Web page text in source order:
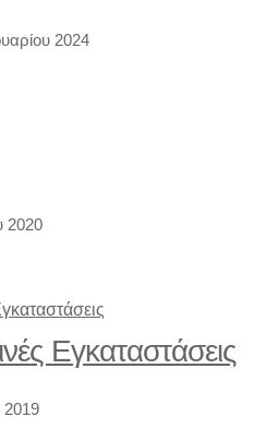
2024
2020
Εγκαταστάσεις
2019